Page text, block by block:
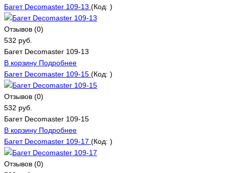
Багет Decomaster 109-13 (Код: )
Отзывов (0)
532 руб.
Багет Decomaster 109-13
В корзину Подробнее
Багет Decomaster 109-15 (Код: )
Отзывов (0)
532 руб.
Багет Decomaster 109-15
В корзину Подробнее
Багет Decomaster 109-17 (Код: )
Отзывов (0)